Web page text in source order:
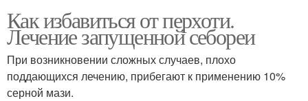
Как избавиться от перхоти.
Лечение запущенной себореи
При возникновении сложных случаев, плохо
поддающихся лечению, прибегают к применению 10%
серной мази.